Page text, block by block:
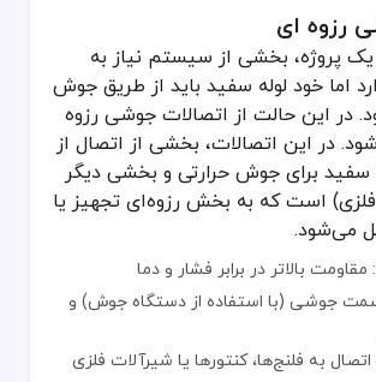
رزوه ای
پروژه، بخشی از سیستم نیاز به
اما خود لوله سفید باید از طریق جوش
در این حالت از اتصالات جوشی رزوه
در این اتصالات، بخشی از اتصال از
سفید برای جوش حرارتی و بخشی دیگر
فلزی) است که به بخش رزوه‌ای تجهیز یا
می‌شود.
بالاتر در برابر فشار و دما
جوشی (با استفاده از دستگاه جوش) و
به فلنج‌ها، کنتورها یا شیرآلات فلزی